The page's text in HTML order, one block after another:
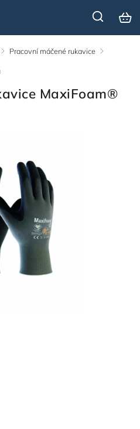
/ Pracovní máčené rukavice /
MaxiFoam®